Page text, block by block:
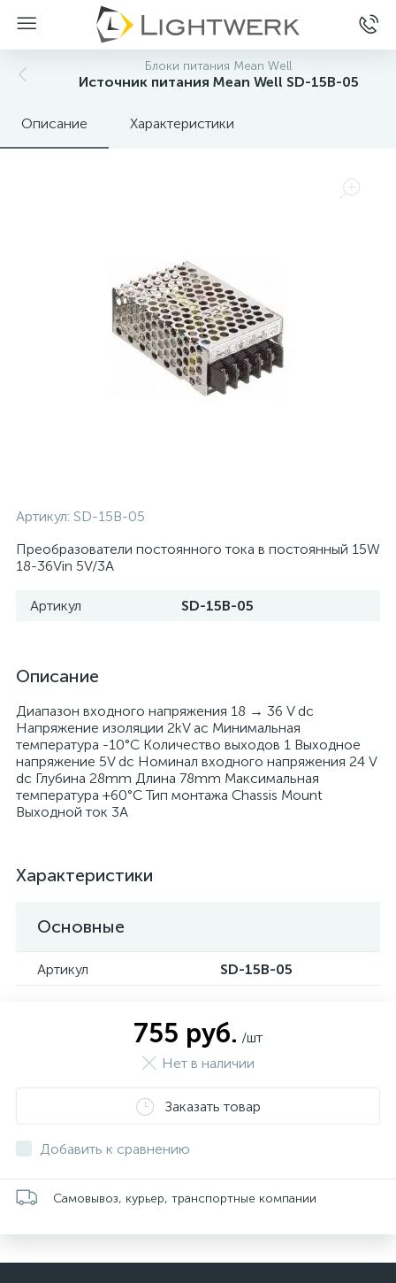
Блоки питания Mean Well
Источник питания Mean Well SD-15B-05
Описание Характеристики
Артикул: SD-15B-05
Преобразователи постоянного тока в постоянный 15W
18-36Vin 5V/3A
Артикул SD-15B-05
Описание
Диапазон входного напряжения 18 → 36 V dc
Напряжение изоляции 2kV ac Минимальная
температура -10°C Количество выходов 1 Выходное
напряжение 5V dc Номинал входного напряжения 24 V
dc Глубина 28mm Длина 78mm Максимальная
температура +60°C Тип монтажа Chassis Mount
Выходной ток 3A
Характеристики
Основные
Артикул SD-15B-05
755 руб. /шт
Нет в наличии
Заказать товар
Добавить к сравнению
Самовывоз, курьер, транспортные компании